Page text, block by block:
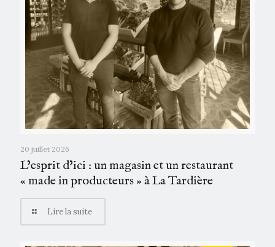
20 juillet 2026
L’esprit d’ici : un magasin et un restaurant
« made in producteurs » à La Tardière
Lire la suite